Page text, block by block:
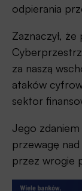
odpierania
Zaznaczył,
za naszą
ataków
sektor
Jego
przewagę
przez wrogie